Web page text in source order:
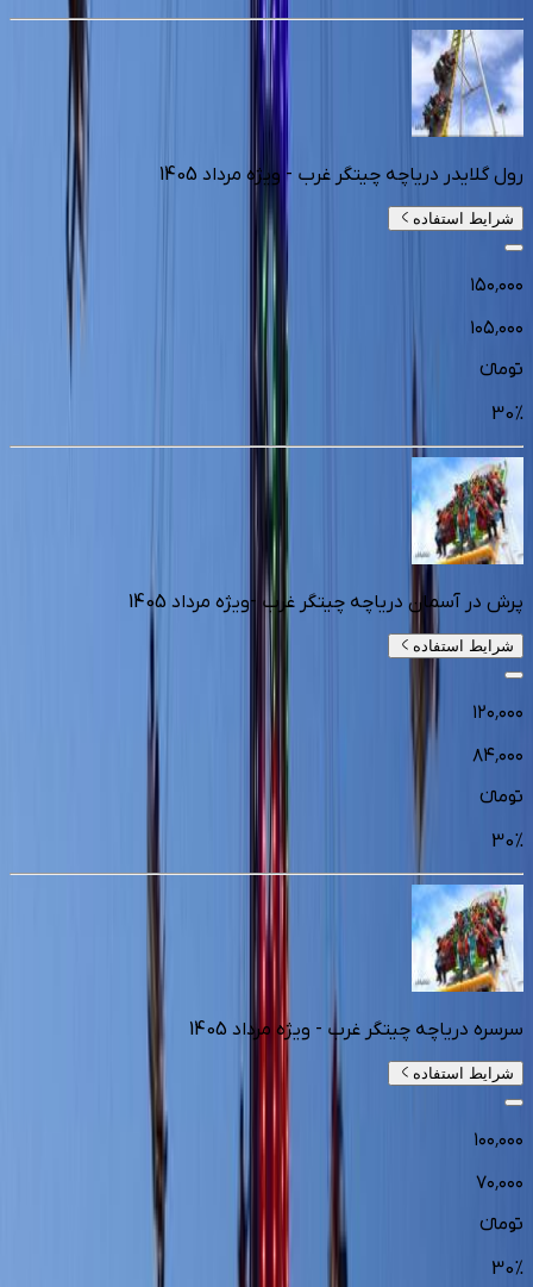
رول گلایدر دریاچه چیتگر غرب - ویژه مرداد 1405
شرایط استفاده
۱۵۰٬۰۰۰
۱۰۵٬۰۰۰
تومانءء
30%
پرش در آسمان دریاچه چیتگر غرب -ویژه مرداد 1405
شرایط استفاده
۱۲۰٬۰۰۰
۸۴٬۰۰۰
تومانءء
30%
سرسره دریاچه چیتگر غرب - ویژه مرداد 1405
شرایط استفاده
۱۰۰٬۰۰۰
۷۰٬۰۰۰
تومانءء
30%